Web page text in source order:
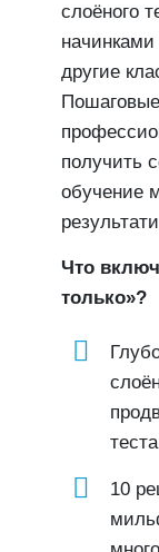
слоёного
другие
получить
обучение
Что
только»?
10